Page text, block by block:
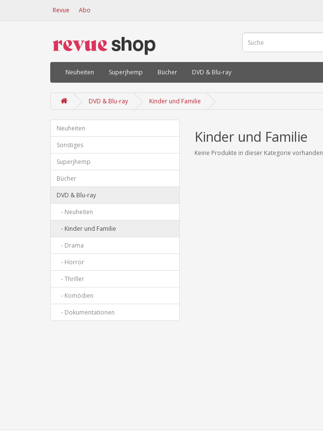
Revue Abo
Neuheiten Superjhemp Bücher DVD & Blu-ray
DVD & Blu-ray Kinder und Familie
Neuheiten
Sonstiges
Superjhemp
Bücher
DVD & Blu-ray
- Neuheiten
- Kinder und Familie
- Drama
- Horror
- Thriller
- Komödien
- Dokumentationen
Kinder und Familie
Keine Produkte in dieser Kategorie vorhanden